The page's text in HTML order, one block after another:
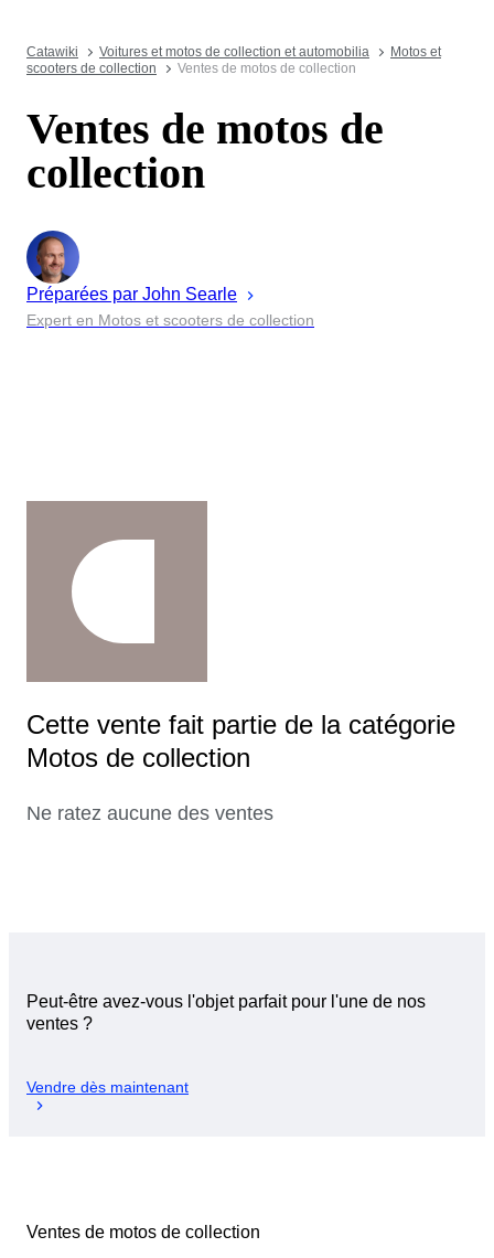
Catawiki Voitures et motos de collection et automobilia
Motos et
scooters de collection
Ventes de motos de collection
Ventes de motos de
collection
Préparées par John Searle
Expert en Motos et scooters de collection
Cette vente fait partie de la catégorie
Motos de collection
Ne ratez aucune des ventes
Peut-être avez-vous l'objet parfait pour l'une de nos
ventes ?
Vendre dès maintenant
Ventes de motos de collection